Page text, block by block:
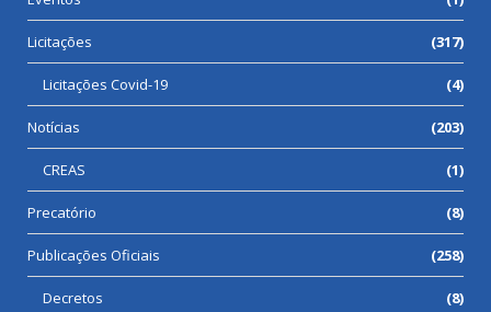
Licitações (317)
Licitações Covid-19 (4)
Notícias (203)
CREAS (1)
Precatório (8)
Publicações Oficiais (258)
Decretos (8)